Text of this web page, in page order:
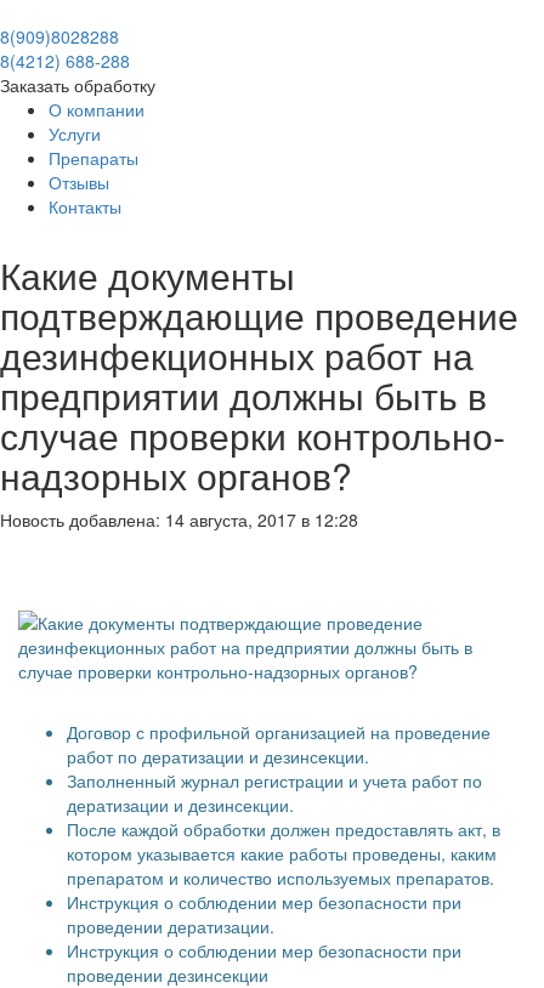
8(909)8028288
8(4212) 688-288
Заказать обработку
О компании
Услуги
Препараты
Отзывы
Контакты
Какие документы
подтверждающие проведение
дезинфекционных работ на
предприятии должны быть в
случае проверки контрольно-
надзорных органов?
Новость добавлена: 14 августа, 2017 в 12:28
Договор с профильной организацией на проведение
работ по дератизации и дезинсекции.
Заполненный журнал регистрации и учета работ по
дератизации и дезинсекции.
После каждой обработки должен предоставлять акт, в
котором указывается какие работы проведены, каким
препаратом и количество используемых препаратов.
Инструкция о соблюдении мер безопасности при
проведении дератизации.
Инструкция о соблюдении мер безопасности при
проведении дезинсекции